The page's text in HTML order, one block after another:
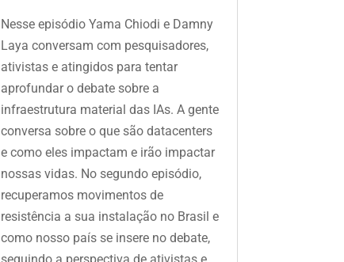
Nesse episódio Yama Chiodi e Damny
Laya conversam com pesquisadores,
ativistas e atingidos para tentar
aprofundar o debate sobre a
infraestrutura material das IAs. A gente
conversa sobre o que são datacenters
e como eles impactam e irão impactar
nossas vidas. No segundo episódio,
recuperamos movimentos de
resistência a sua instalação no Brasil e
como nosso país se insere no debate,
seguindo a perspectiva de ativistas e